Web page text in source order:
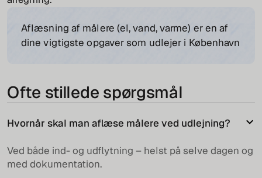
Aflæsning af målere (el, vand, varme) er en af
dine vigtigste opgaver som udlejer i København
Ofte stillede spørgsmål
Hvornår skal man aflæse målere ved udlejning?
Ved både ind- og udflytning – helst på selve dagen og
med dokumentation.